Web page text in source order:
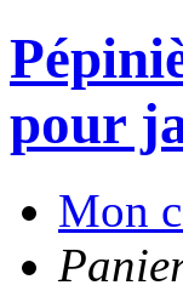
pour
Mon